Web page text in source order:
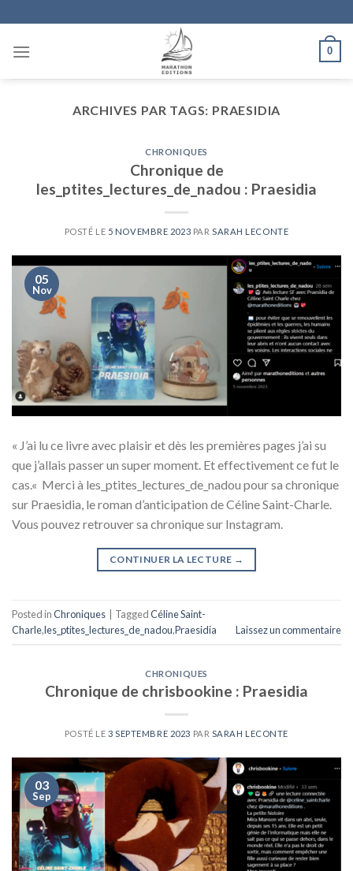
to
content
0
ARCHIVES PAR TAGS: PRAESIDIA
CHRONIQUES
Chronique de
les_ptites_lectures_de_nadou : Praesidia
POSTÉ LE 5 NOVEMBRE 2023 PAR SARAH LECONTE
05
Nov
« J’ai lu ce livre avec plaisir et dès les premières pages j’ai su
que j’allais passer un super moment. Et effectivement ce fut le
cas.« Merci à les_ptites_lectures_de_nadou pour sa chronique
sur Praesidia, le roman d’anticipation de Céline Saint-Charle.
Vous pouvez retrouver sa chronique sur Instagram.
CONTINUER LA LECTURE →
Posted inChroniques TaggedCéline Saint-
Charle,les_ptites_lectures_de_nadou,Praesidia Laissez un commentaire
CHRONIQUES
Chronique de chrisbookine : Praesidia
POSTÉ LE 3 SEPTEMBRE 2023 PAR SARAH LECONTE
03
Sep